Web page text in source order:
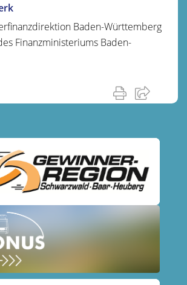
Baden-Württemberg
Finanzministeriums Baden-